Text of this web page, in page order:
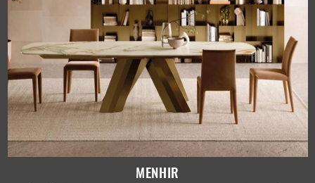
MENHIR